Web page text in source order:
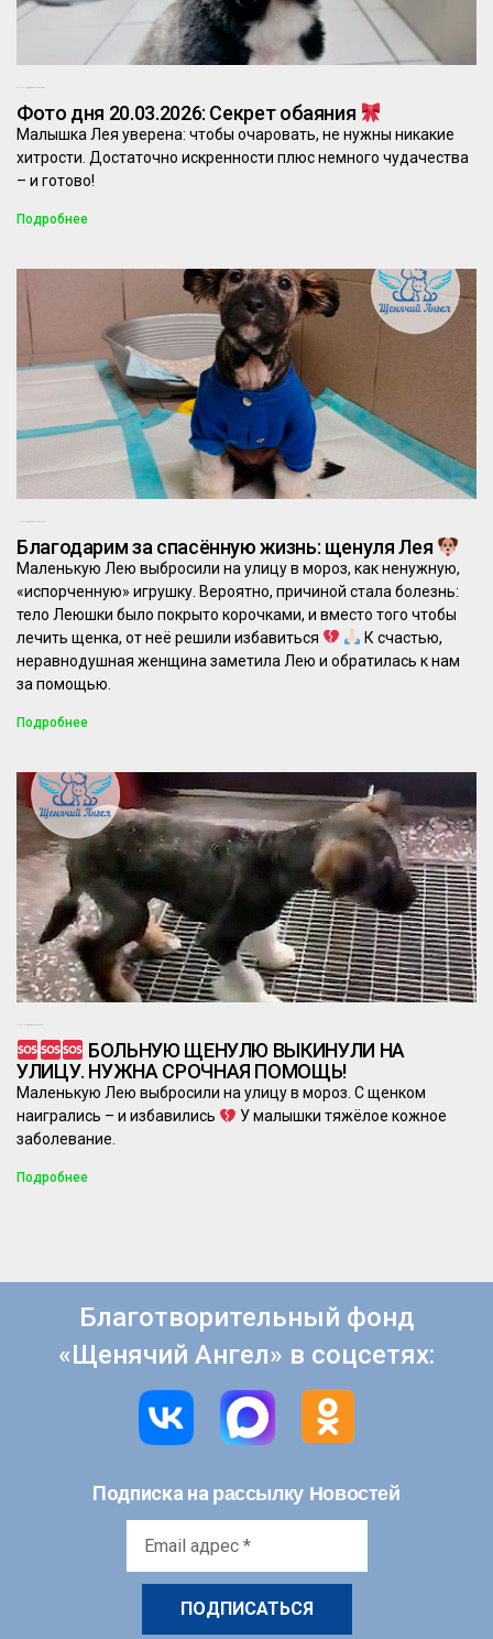
Фото дня 20.03.2026: Секрет обаяния
Малышка Лея уверена: чтобы очаровать, не нужны никакие
хитрости. Достаточно искренности плюс немного чудачества
– и готово!
Подробнее
Благодарим за спасённую жизнь: щенуля Лея
Маленькую Лею выбросили на улицу в мороз, как ненужную,
«испорченную» игрушку. Вероятно, причиной стала болезнь:
тело Леюшки было покрыто корочками, и вместо того чтобы
лечить щенка, от неё решили избавиться
К счастью,
неравнодушная женщина заметила Лею и обратилась к нам
за помощью.
Подробнее
БОЛЬНУЮ ЩЕНУЛЮ ВЫКИНУЛИ НА
УЛИЦУ. НУЖНА СРОЧНАЯ ПОМОЩЬ!
Маленькую Лею выбросили на улицу в мороз. С щенком
наигрались – и избавились
У малышки тяжёлое кожное
заболевание.
Подробнее
Благотворительный фонд
«Щенячий Ангел» в соцсетях:
Подписка на рассылку Новостей